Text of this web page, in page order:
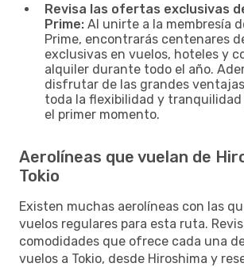
Revisa las ofertas exclusivas
Prime: Al unirte a la membresía
Prime, encontrarás centenares
exclusivas en vuelos, hoteles y
alquiler durante todo el año.
disfrutar de las grandes
toda la flexibilidad y tranquilidad
el primer momento.
Aerolíneas que vuelan de
Tokio
Existen muchas aerolíneas con las
vuelos regulares para esta ruta.
comodidades que ofrece cada una
vuelos a Tokio, desde Hiroshima y